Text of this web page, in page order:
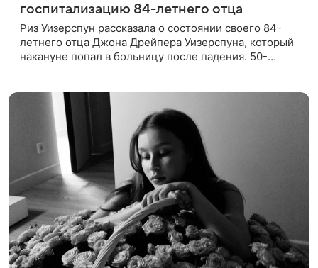
госпитализацию 84-летнего отца
Риз Уизерспун рассказала о состоянии своего 84-
летнего отца Джона Дрейпера Уизерспуна, который
накануне попал в больницу после падения. 50-